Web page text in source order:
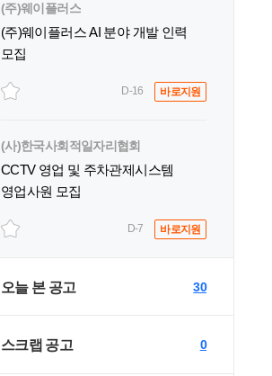
(주)웨이플러스
(주)웨이플러스 AI 분야 개발 인력
모집
D-16 바로지원
(사)한국사회적일자리협회
CCTV 영업 및 주차관제시스템
영업사원 모집
D-7 바로지원
오늘 본 공고 30
스크랩 공고 0